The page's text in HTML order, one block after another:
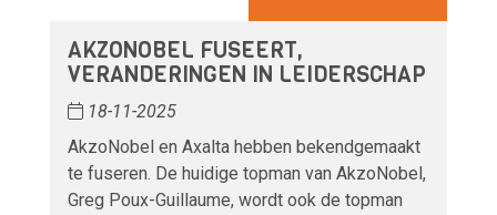
AKZONOBEL FUSEERT,
VERANDERINGEN IN LEIDERSCHAP
18-11-2025
AkzoNobel en Axalta hebben bekendgemaakt
te fuseren. De huidige topman van AkzoNobel,
Greg Poux-Guillaume, wordt ook de topman